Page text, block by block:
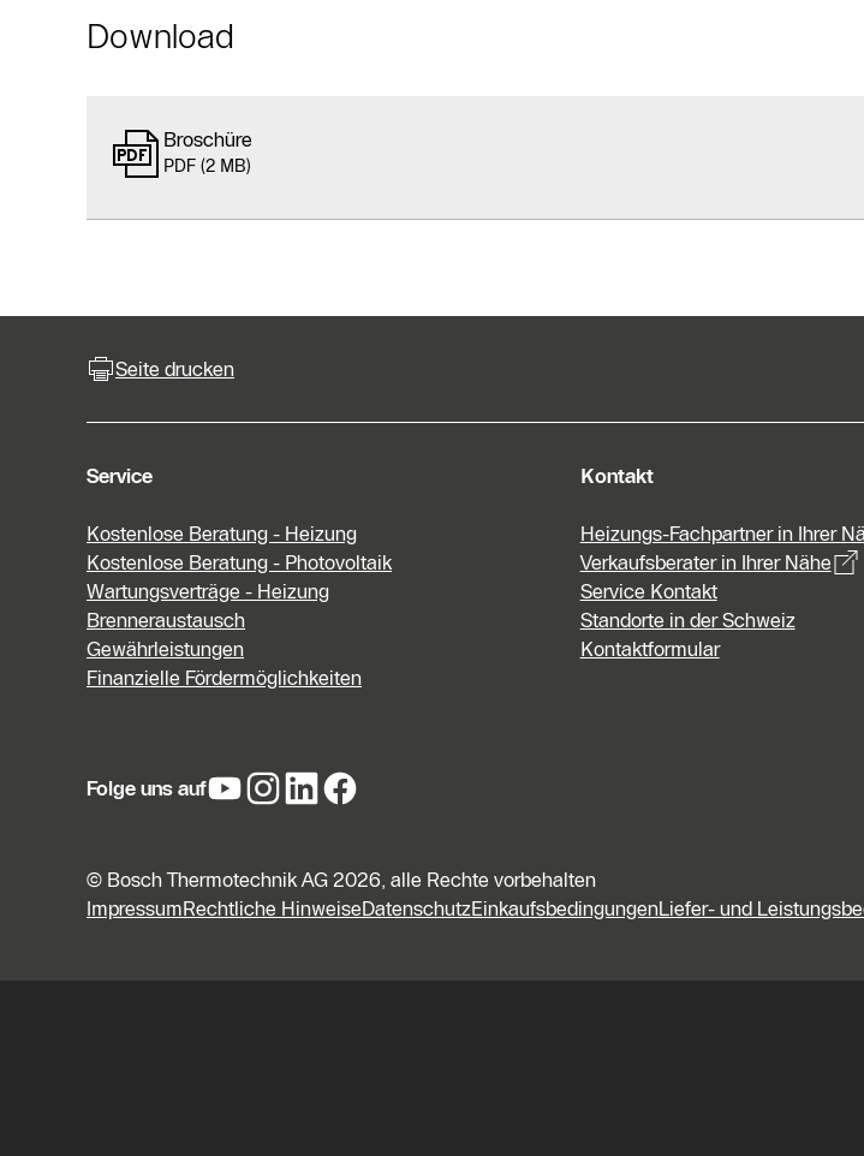
Download
Broschüre
PDF (2 MB)
Seite drucken
Service
Kostenlose Beratung - Heizung
Kostenlose Beratung - Photovoltaik
Wartungsverträge - Heizung
Brenneraustausch
Gewährleistungen
Finanzielle Fördermöglichkeiten
Kontakt
Heizungs-Fachpartner in Ihrer
Verkaufsberater in Ihrer Nähe
Service Kontakt
Standorte in der Schweiz
Kontaktformular
Folge uns auf
© Bosch Thermotechnik AG 2026, alle Rechte vorbehalten
ImpressumRechtliche HinweiseDatenschutzEinkaufsbedingungenLiefer- und